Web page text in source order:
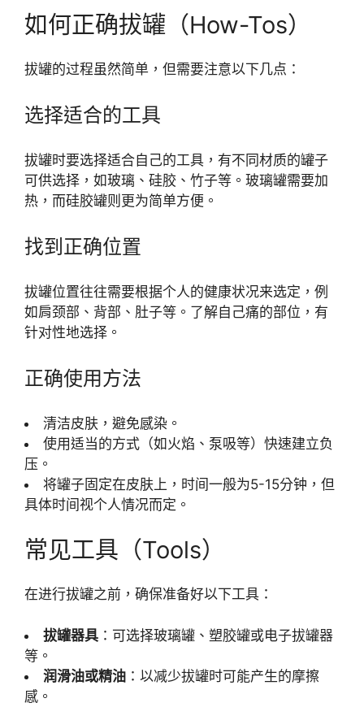
如何正确拔罐（How-Tos）
拔罐的过程虽然简单，但需要注意以下几点：
选择适合的工具
拔罐时要选择适合自己的工具，有不同材质的罐子
可供选择，如玻璃、硅胶、竹子等。玻璃罐需要加
热，而硅胶罐则更为简单方便。
找到正确位置
拔罐位置往往需要根据个人的健康状况来选定，例
如肩颈部、背部、肚子等。了解自己痛的部位，有
针对性地选择。
正确使用方法
清洁皮肤，避免感染。
使用适当的方式（如火焰、泵吸等）快速建立负
压。
将罐子固定在皮肤上，时间一般为5-15分钟，但
具体时间视个人情况而定。
常见工具（Tools）
在进行拔罐之前，确保准备好以下工具：
拔罐器具 ：可选择玻璃罐、塑胶罐或电子拔罐器
等。
润滑油或精油 ：以减少拔罐时可能产生的摩擦
感。